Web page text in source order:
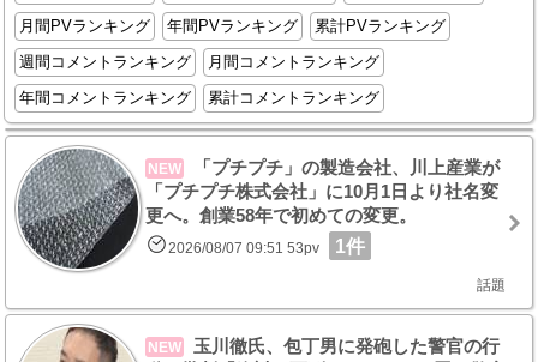
月間PVランキング
年間PVランキング
累計PVランキング
週間コメントランキング
月間コメントランキング
年間コメントランキング
累計コメントランキング
NEW
「プチプチ」の製造会社、川上産業が
「プチプチ株式会社」に10月1日より社名変
更へ。創業58年で初めての変更。
2026/08/07 09:51 53pv 1件
話題
NEW
玉川徹氏、包丁男に発砲した警官の行